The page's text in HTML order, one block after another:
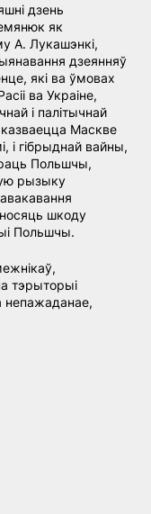
дзень
як
А. Лукашэнкі,
дзеянняў
які ва ўмовах
ва Украіне,
і палітычнай
Маскве
і гібрыднай вайны,
Польшчы,
рызыку
шкоду
Польшчы.
тэрыторыі
непажаданае,